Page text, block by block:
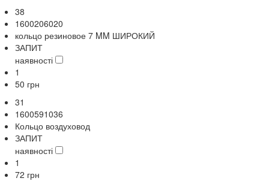
38
1600206020
кольцо резиновое 7 MM ШИРОКИЙ
ЗАПИТ
наявності
1
50 грн
31
1600591036
Кольцо воздуховод
ЗАПИТ
наявності
1
72 грн